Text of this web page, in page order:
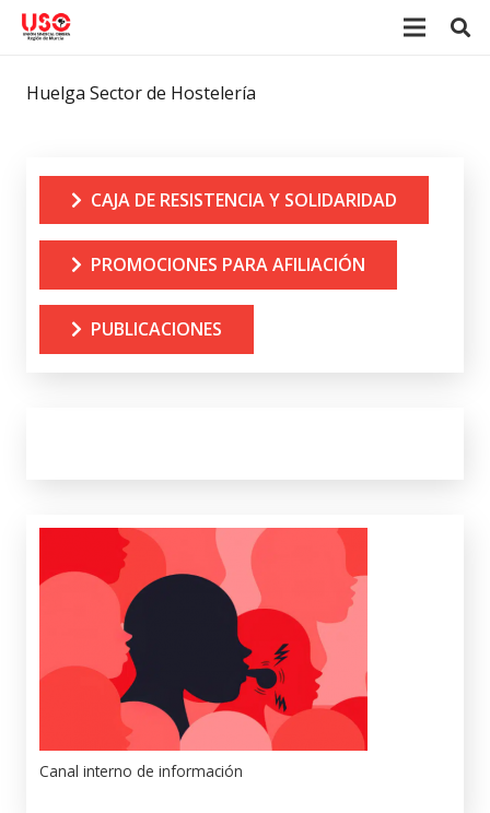
Huelga Sector de Hostelería
CAJA DE RESISTENCIA Y SOLIDARIDAD
PROMOCIONES PARA AFILIACIÓN
PUBLICACIONES
Canal interno de información